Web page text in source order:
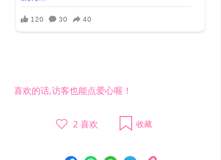
喜欢的话,访客也能点爱心喔！
2喜欢 收藏